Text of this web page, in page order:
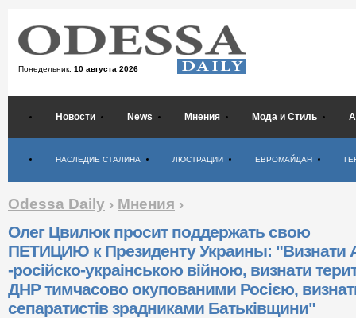
Понедельник, 10 августа 2026
Новости News Мнения Мода и Стиль
НАСЛЕДИЕ СТАЛИНА ЛЮСТРАЦИИ ЕВРОМАЙДАН
Odessa Daily › Мнения ›
Олег Цвилюк просит поддержать свою
ПЕТИЦИЮ к Президенту Украины: "Визнати
-російско-украінською війною, визнати
ДНР тимчасово окупованими Росією,
сепаратистів зрадниками Батьківщини"